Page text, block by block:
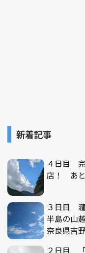
新着記事
４日目
店！ あと
３日目
半島の山
奈良県吉
２日目